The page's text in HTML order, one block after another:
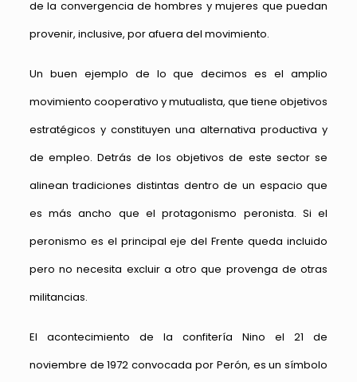
de la convergencia de hombres y mujeres que puedan
provenir, inclusive, por afuera del movimiento.
Un buen ejemplo de lo que decimos es el amplio
movimiento cooperativo y mutualista, que tiene objetivos
estratégicos y constituyen una alternativa productiva y
de empleo. Detrás de los objetivos de este sector se
alinean tradiciones distintas dentro de un espacio que
es más ancho que el protagonismo peronista. Si el
peronismo es el principal eje del Frente queda incluido
pero no necesita excluir a otro que provenga de otras
militancias.
El acontecimiento de la confitería Nino el 21 de
noviembre de 1972 convocada por Perón, es un símbolo